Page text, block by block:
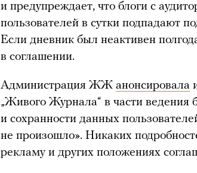
и предупреждает, что блоги с
пользователей в сутки подпадают
Если дневник был неактивен
в соглашении.
Администрация ЖЖ анонсировала
„Живого Журнала“ в части ведения
и сохранности данных
не произошло». Никаких
рекламу и других положениях